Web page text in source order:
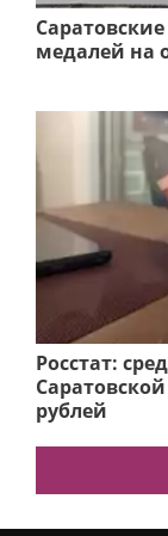
медалей на
Росстат:
рублей